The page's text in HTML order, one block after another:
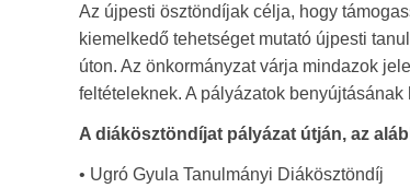
Az újpesti ösztöndíjak célja, hogy
kiemelkedő tehetséget mutató újpesti
úton. Az önkormányzat várja mindazok
feltételeknek. A pályázatok
A diákösztöndíjat pályázat útján, az
• Ugró Gyula Tanulmányi Diákösztöndíj